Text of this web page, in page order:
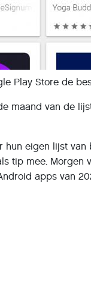
Play Store de
maand van de
hun eigen lijst
tip mee. Morgen
apps van